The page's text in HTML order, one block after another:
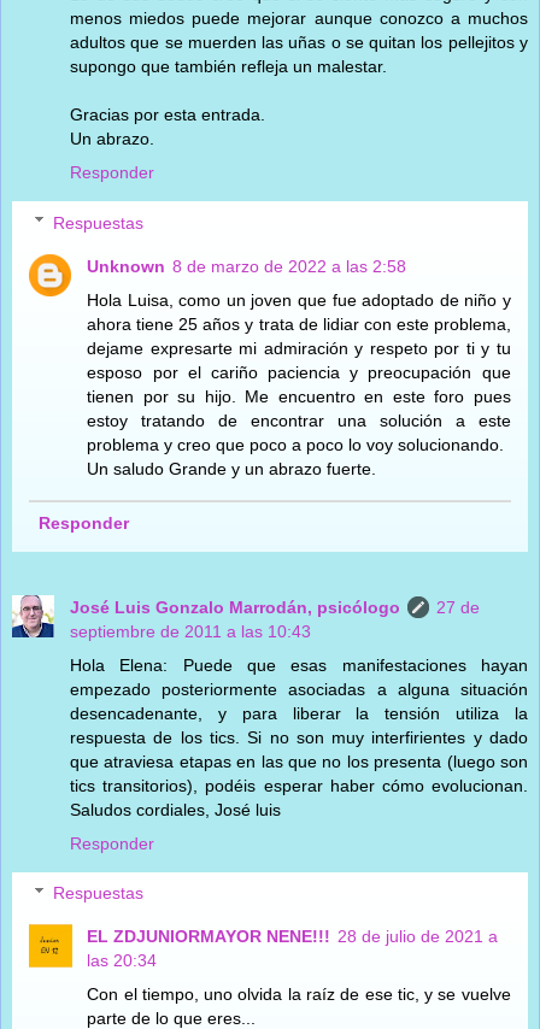
menos miedos puede mejorar aunque conozco a muchos
adultos que se muerden las uñas o se quitan los pellejitos y
supongo que también refleja un malestar.
Gracias por esta entrada.
Un abrazo.
Responder
Respuestas
Unknown 8 de marzo de 2022 a las 2:58
Hola Luisa, como un joven que fue adoptado de niño y
ahora tiene 25 años y trata de lidiar con este problema,
dejame expresarte mi admiración y respeto por ti y tu
esposo por el cariño paciencia y preocupación que
tienen por su hijo. Me encuentro en este foro pues
estoy tratando de encontrar una solución a este
problema y creo que poco a poco lo voy solucionando.
Un saludo Grande y un abrazo fuerte.
Responder
José Luis Gonzalo Marrodán, psicólogo
27 de
septiembre de 2011 a las 10:43
Hola Elena: Puede que esas manifestaciones hayan
empezado posteriormente asociadas a alguna situación
desencadenante, y para liberar la tensión utiliza la
respuesta de los tics. Si no son muy interfirientes y dado
que atraviesa etapas en las que no los presenta (luego son
tics transitorios), podéis esperar haber cómo evolucionan.
Saludos cordiales, José luis
Responder
Respuestas
EL ZDJUNIORMAYOR NENE!!! 28 de julio de 2021 a
las 20:34
Con el tiempo, uno olvida la raíz de ese tic, y se vuelve
parte de lo que eres...